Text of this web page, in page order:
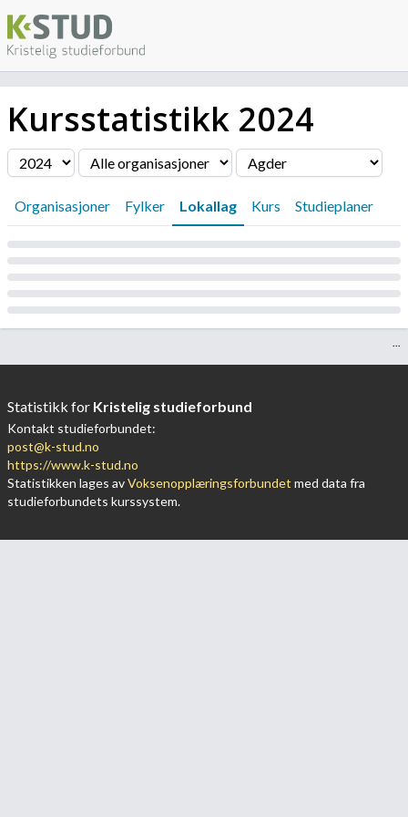
Kursstatistikk 2024
Filter
Organisasjoner Fylker Lokallag Kurs Studieplaner
...
Statistikk for Kristelig studieforbund
Kontakt studieforbundet:
post@k-stud.no
https://www.k-stud.no
Statistikken lages avVoksenopplæringsforbundet med data fra
studieforbundets kurssystem.